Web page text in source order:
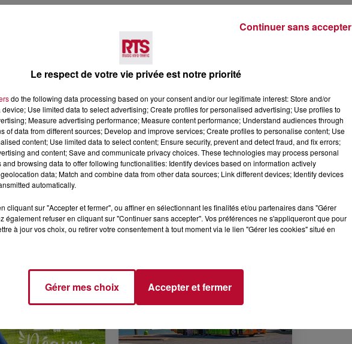
Voir plus
À
4 août 2026
HÉRAULT, PYRÉNÉES-
ORIENTALES : TROIS SPOTS
EXPLORER...
Pas besoin de bouteilles de plongée
lourdes ni de diplômes complexes
pour observer la vie sous-marine. Cet
Le respect de votre vie privée est notre priorité
do the following data processing based on your consent and/or our legitimate interest: Store and/or
Use limited data to select advertising; Create profiles for personalised advertising; Use profiles to
Measure advertising performance; Measure content performance; Understand audiences through
of data from different sources; Develop and improve services; Create profiles to personalise content; Use
content; Use limited data to select content; Ensure security, prevent and detect fraud, and fix errors;
and content; Save and communicate privacy choices. These technologies may process personal
and browsing data to offer following functionalities: Identify devices based on information actively
data; Match and combine data from other data sources; Link different devices; Identify devices
automatically.
cliquant sur "Accepter et fermer", ou affiner en sélectionnant les finalités et/ou partenaires dans "Gérer
également refuser en cliquant sur "Continuer sans accepter". Vos préférences ne s'appliqueront que pour
à jour vos choix, ou retirer votre consentement à tout moment via le lien "Gérer les cookies" situé en
Gérer mes choix Accepter et fermer
Continuer sans accepter